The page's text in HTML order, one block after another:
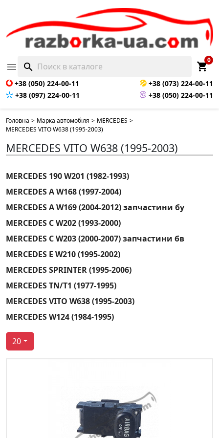
 search shopping_cart
0
+38 (050) 224-00-11
+38 (073) 224-00-11
+38 (097) 224-00-11
+38 (050) 224-00-11
Головна > Марка автомобіля > MERCEDES >
MERCEDES VITO W638 (1995-2003)
MERCEDES VITO W638 (1995-2003)
MERCEDES 190 W201 (1982-1993)
MERCEDES A W168 (1997-2004)
MERCEDES A W169 (2004-2012) запчастини бу
MERCEDES C W202 (1993-2000)
MERCEDES C W203 (2000-2007) запчастини бв
MERCEDES E W210 (1995-2002)
MERCEDES SPRINTER (1995-2006)
MERCEDES TN/T1 (1977-1995)
MERCEDES VITO W638 (1995-2003)
MERCEDES W124 (1984-1995)
20